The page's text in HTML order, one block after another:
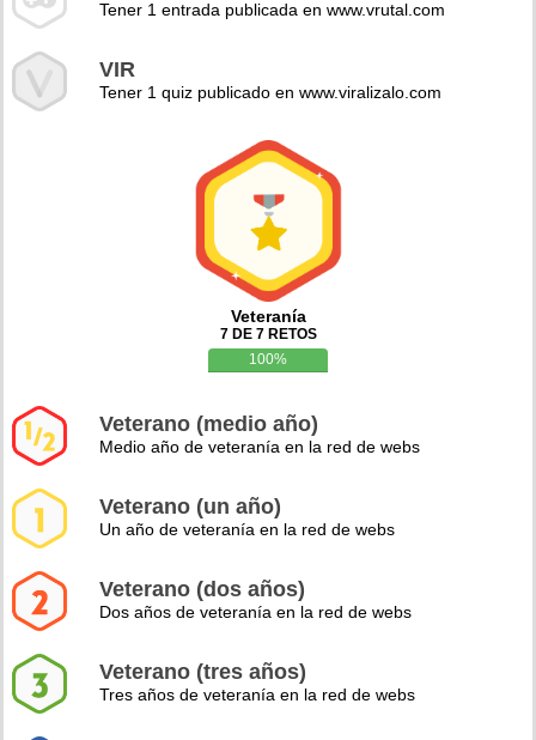
Tener 1 entrada publicada en www.vrutal.com
VIR
Tener 1 quiz publicado en www.viralizalo.com
Veteranía
7 DE 7 RETOS
100%
Veterano (medio año)
Medio año de veteranía en la red de webs
Veterano (un año)
Un año de veteranía en la red de webs
Veterano (dos años)
Dos años de veteranía en la red de webs
Veterano (tres años)
Tres años de veteranía en la red de webs